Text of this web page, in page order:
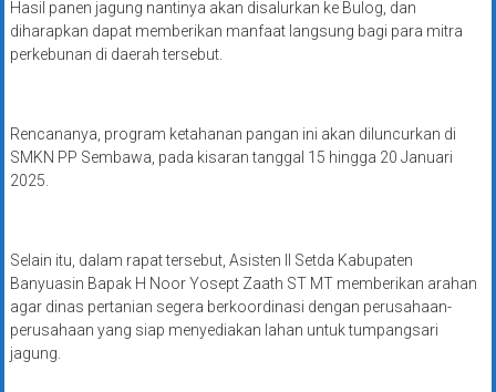
Hasil panen jagung nantinya akan disalurkan ke Bulog, dan
diharapkan dapat memberikan manfaat langsung bagi para mitra
perkebunan di daerah tersebut.
Rencananya, program ketahanan pangan ini akan diluncurkan di
SMKN PP Sembawa, pada kisaran tanggal 15 hingga 20 Januari
2025.
Selain itu, dalam rapat tersebut, Asisten II Setda Kabupaten
Banyuasin Bapak H Noor Yosept Zaath ST MT memberikan arahan
agar dinas pertanian segera berkoordinasi dengan perusahaan-
perusahaan yang siap menyediakan lahan untuk tumpangsari
jagung.